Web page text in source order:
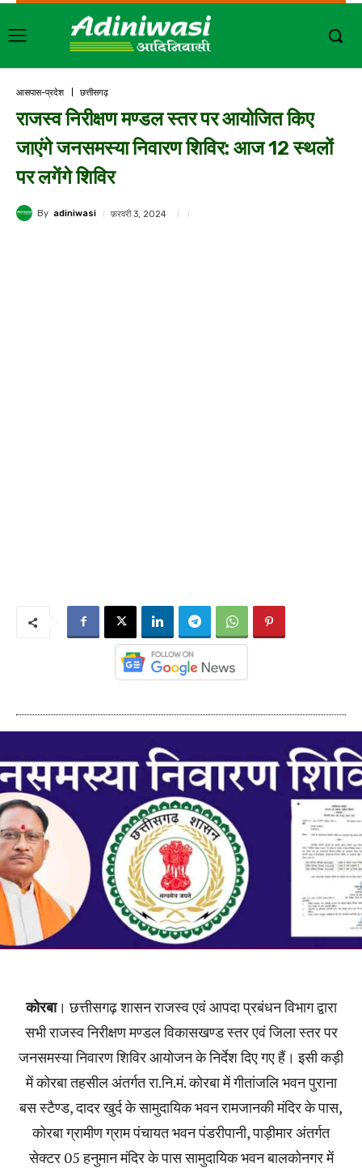
आसपास-प्रदेश छत्तीसगढ़
राजस्व निरीक्षण मण्डल स्तर पर आयोजित किए
जाएंगे जनसमस्या निवारण शिविर: आज 12 स्थलों
पर लगेंगे शिविर
By adiniwasi फ़रवरी 3, 2024
कोरबा। छत्तीसगढ़ शासन राजस्व एवं आपदा प्रबंधन विभाग द्वारा
सभी राजस्व निरीक्षण मण्डल विकासखण्ड स्तर एवं जिला स्तर पर
जनसमस्या निवारण शिविर आयोजन के निर्देश दिए गए हैं। इसी कड़ी
में कोरबा तहसील अंतर्गत रा.नि.मं. कोरबा में गीतांजलि भवन पुराना
बस स्टैण्ड, दादर खुर्द के सामुदायिक भवन रामजानकी मंदिर के पास,
कोरबा ग्रामीण ग्राम पंचायत भवन पंडरीपानी, पाड़ीमार अंतर्गत
सेक्टर 05 हनुमान मंदिर के पास सामुदायिक भवन बालकोनगर में